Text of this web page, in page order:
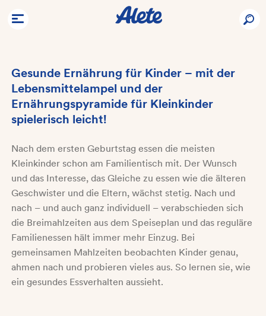
Gesunde Ernährung für Kinder – mit der
Lebensmittelampel und der
Ernährungspyramide für Kleinkinder
spielerisch leicht!
Nach dem ersten Geburtstag essen die meisten
Kleinkinder schon am Familientisch mit. Der Wunsch
und das Interesse, das Gleiche zu essen wie die älteren
Geschwister und die Eltern, wächst stetig. Nach und
nach – und auch ganz individuell – verabschieden sich
die Breimahlzeiten aus dem Speiseplan und das reguläre
Familienessen hält immer mehr Einzug. Bei
gemeinsamen Mahlzeiten beobachten Kinder genau,
ahmen nach und probieren vieles aus. So lernen sie, wie
ein gesundes Essverhalten aussieht.